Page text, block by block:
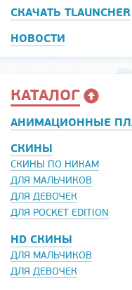
СКАЧАТЬ TLAUNCHER
НОВОСТИ
КАТАЛОГ
АНИМАЦИОННЫЕ
СКИНЫ
СКИНЫ ПО НИКАМ
ДЛЯ МАЛЬЧИКОВ
ДЛЯ ДЕВОЧЕК
ДЛЯ POCKET EDITION
HD СКИНЫ
ДЛЯ МАЛЬЧИКОВ
ДЛЯ ДЕВОЧЕК